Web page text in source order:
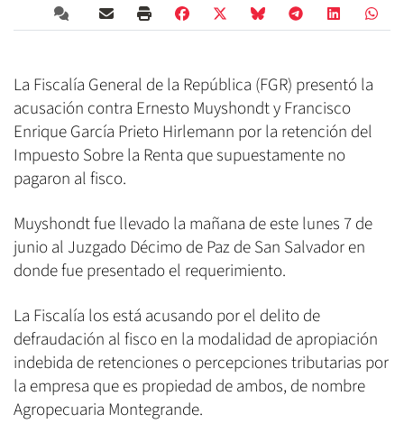
La Fiscalía General de la República (FGR) presentó la
acusación contra Ernesto Muyshondt y Francisco
Enrique García Prieto Hirlemann por la retención del
Impuesto Sobre la Renta que supuestamente no
pagaron al fisco.
Muyshondt fue llevado la mañana de este lunes 7 de
junio al Juzgado Décimo de Paz de San Salvador en
donde fue presentado el requerimiento.
La Fiscalía los está acusando por el delito de
defraudación al fisco en la modalidad de apropiación
indebida de retenciones o percepciones tributarias por
la empresa que es propiedad de ambos, de nombre
Agropecuaria Montegrande.